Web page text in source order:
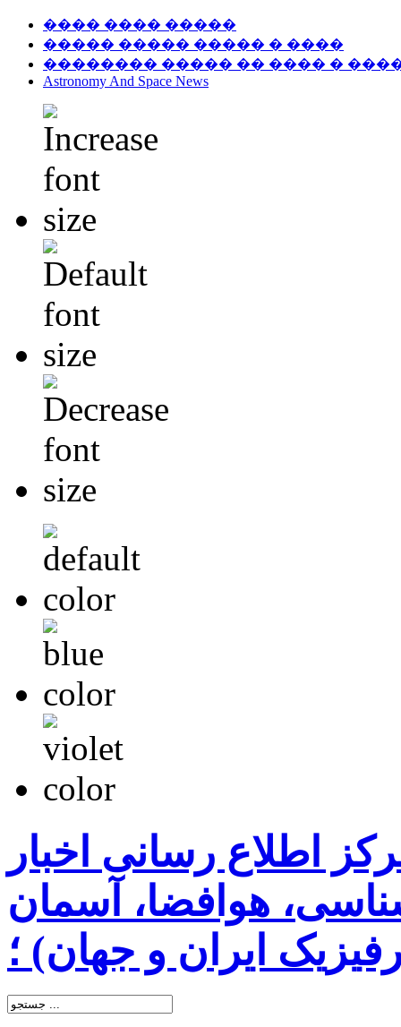
���� ���� �����
����� ����� ����� � ����
�������� ����� �� ���� �
Astronomy And Space News
اطلاع رسانی اخبار
هوافضا، آسمان
ایران و جهان) ؛